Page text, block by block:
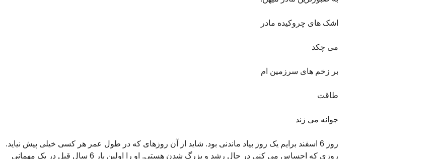
اشک های چروکیده مادر
می چکد
بر زخم های سرزمین ام
طاقت
جوانه می زند
روز 6 اسفند برایم یک روز بیاد ماندنی بود. شاید از آن روزهای که در طول عمر هر کسی خیلی پیش نیاید.
روزی که احساس می کنی در حال رشد و بزرگ شدن هستی. او را اولین بار 6 سال قبل در یک مهمانی